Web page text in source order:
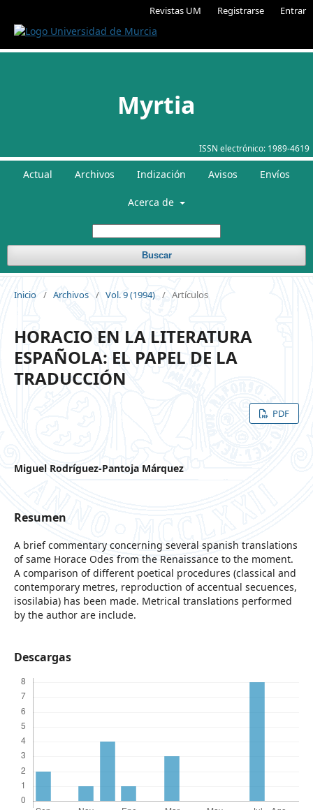
Revistas UM Registrarse Entrar
ISSN electrónico: 1989-4619
Myrtia
Actual Archivos Indización Avisos Envíos
Acerca de
Buscar
Inicio / Archivos / Vol. 9 (1994) / Artículos
HORACIO EN LA LITERATURA
ESPAÑOLA: EL PAPEL DE LA
TRADUCCIÓN
PDF
Miguel Rodríguez-Pantoja Márquez
Resumen
A brief commentary concerning several spanish translations
of same Horace Odes from the Renaissance to the moment.
A comparison of different poetical procedures (classical and
contemporary metres, reproduction of accentual secuences,
isosilabia) has been made. Metrical translations performed
by the author are include.
Descargas